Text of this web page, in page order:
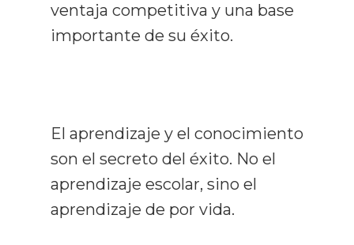
ventaja competitiva y una base
importante de su éxito.
El aprendizaje y el conocimiento
son el secreto del éxito. No el
aprendizaje escolar, sino el
aprendizaje de por vida.